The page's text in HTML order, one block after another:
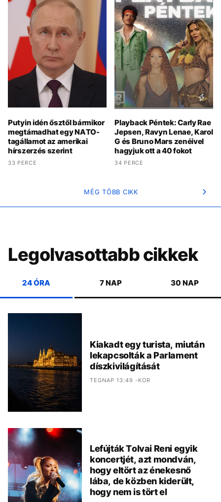
Putyin idén ősztől bármikor
megtámadhat egy NATO-
tagállamot az amerikai
hírszerzés szerint
33 PERCE
Playback Péntek: Carly Rae
Jepsen, Ravyn Lenae, Karol
G és Bruno Mars zenéivel
hagyjuk ott a 40 fokot
34 PERCE
MÉG TÖBB CIKK
Legolvasottabb cikkek
24 ÓRA 7 NAP 30 NAP
Kiakadt egy turista, miután
lekapcsolták a Parlament
díszkivilágítását
TEGNAP 13:49 -KOR
Lefújták Tolvai Reni egyik
koncertjét, azt mondván,
hogy eltört az énekesnő
lába, de közben kiderült,
hogy nem is tört el